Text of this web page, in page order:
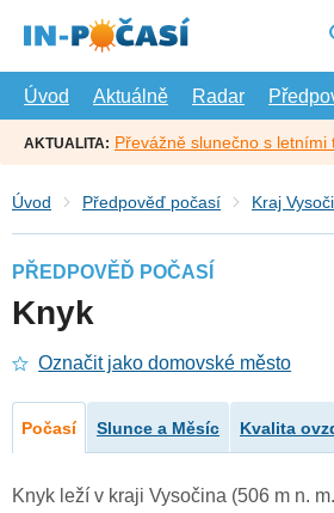
hlavní
Úvod
Aktuálně Radar
AKTUALITA: Převážně slunečno s letními
Úvod Předpověď počasí Kraj
PŘEDPOVĚĎ POČASÍ
Knyk
Označit jako domovské město
Počasí Slunce a Měsíc Kvalita
Knyk leží v kraji Vysočina (506 m n.